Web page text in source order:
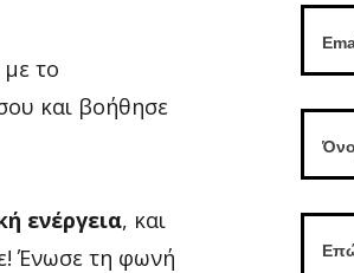
με το
και βοήθησε
ενέργεια, και
Ένωσε τη φωνή